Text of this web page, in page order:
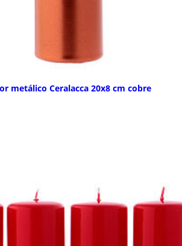
metálico Ceralacca 20x8 cm cobre